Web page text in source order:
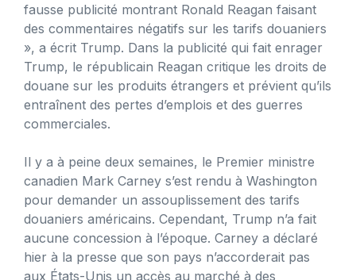
fausse publicité montrant Ronald Reagan faisant
des commentaires négatifs sur les tarifs douaniers
», a écrit Trump. Dans la publicité qui fait enrager
Trump, le républicain Reagan critique les droits de
douane sur les produits étrangers et prévient qu’ils
entraînent des pertes d’emplois et des guerres
commerciales.
Il y a à peine deux semaines, le Premier ministre
canadien Mark Carney s’est rendu à Washington
pour demander un assouplissement des tarifs
douaniers américains. Cependant, Trump n’a fait
aucune concession à l’époque. Carney a déclaré
hier à la presse que son pays n’accorderait pas
aux États-Unis un accès au marché à des